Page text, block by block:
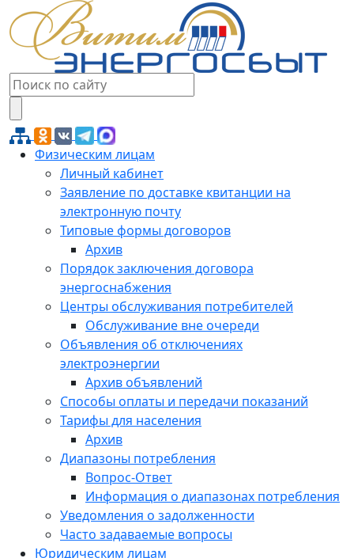
Физическим лицам
Личный кабинет
Заявление по доставке квитанции на
электронную почту
Типовые формы договоров
Архив
Порядок заключения договора
энергоснабжения
Центры обслуживания потребителей
Обслуживание вне очереди
Объявления об отключениях
электроэнергии
Архив объявлений
Способы оплаты и передачи показаний
Тарифы для населения
Архив
Диапазоны потребления
Вопрос-Ответ
Информация о диапазонах потребления
Уведомления о задолженности
Часто задаваемые вопросы
Юридическим лицам